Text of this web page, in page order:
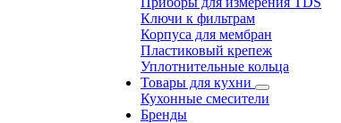
Ключи к фильтрам
Корпуса для мембран
Пластиковый крепеж
Уплотнительные кольца
Товары для кухни
Кухонные смесители
Бренды